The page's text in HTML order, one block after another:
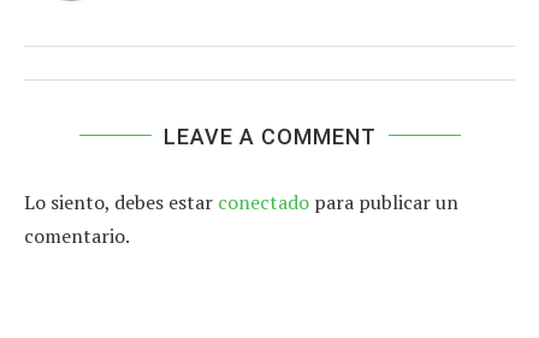
LEAVE A COMMENT
Lo siento, debes estar conectado para publicar un
comentario.